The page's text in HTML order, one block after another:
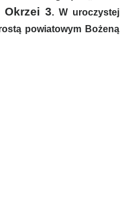
3. W uroczystej
powiatowym Bożeną